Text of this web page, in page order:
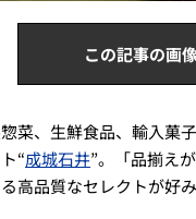
この記事の画
菜、生鮮食品、輸入菓
“成城石井”。「品揃え
高品質なセレクトが好